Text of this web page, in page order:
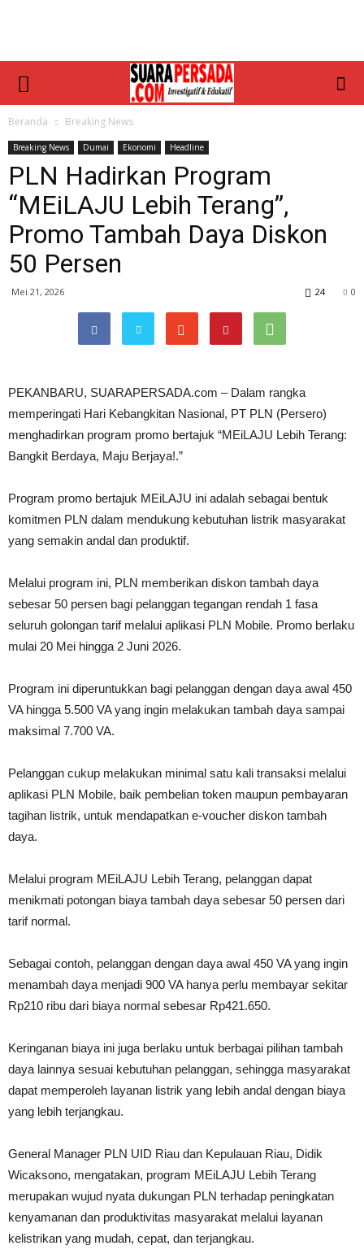
Beranda Breaking News
Breaking News Dumai Ekonomi Headline
PLN Hadirkan Program
“MEiLAJU Lebih Terang”,
Promo Tambah Daya Diskon
50 Persen
Mei 21, 2026 0
24
PEKANBARU, SUARAPERSADA.com – Dalam rangka
memperingati Hari Kebangkitan Nasional, PT PLN (Persero)
menghadirkan program promo bertajuk “MEiLAJU Lebih Terang:
Bangkit Berdaya, Maju Berjaya!.”
Program promo bertajuk MEiLAJU ini adalah sebagai bentuk
komitmen PLN dalam mendukung kebutuhan listrik masyarakat
yang semakin andal dan produktif.
Melalui program ini, PLN memberikan diskon tambah daya
sebesar 50 persen bagi pelanggan tegangan rendah 1 fasa
seluruh golongan tarif melalui aplikasi PLN Mobile. Promo berlaku
mulai 20 Mei hingga 2 Juni 2026.
Program ini diperuntukkan bagi pelanggan dengan daya awal 450
VA hingga 5.500 VA yang ingin melakukan tambah daya sampai
maksimal 7.700 VA.
Pelanggan cukup melakukan minimal satu kali transaksi melalui
aplikasi PLN Mobile, baik pembelian token maupun pembayaran
tagihan listrik, untuk mendapatkan e-voucher diskon tambah
daya.
Melalui program MEiLAJU Lebih Terang, pelanggan dapat
menikmati potongan biaya tambah daya sebesar 50 persen dari
tarif normal.
Sebagai contoh, pelanggan dengan daya awal 450 VA yang ingin
menambah daya menjadi 900 VA hanya perlu membayar sekitar
Rp210 ribu dari biaya normal sebesar Rp421.650.
Keringanan biaya ini juga berlaku untuk berbagai pilihan tambah
daya lainnya sesuai kebutuhan pelanggan, sehingga masyarakat
dapat memperoleh layanan listrik yang lebih andal dengan biaya
yang lebih terjangkau.
General Manager PLN UID Riau dan Kepulauan Riau, Didik
Wicaksono, mengatakan, program MEiLAJU Lebih Terang
merupakan wujud nyata dukungan PLN terhadap peningkatan
kenyamanan dan produktivitas masyarakat melalui layanan
kelistrikan yang mudah, cepat, dan terjangkau.